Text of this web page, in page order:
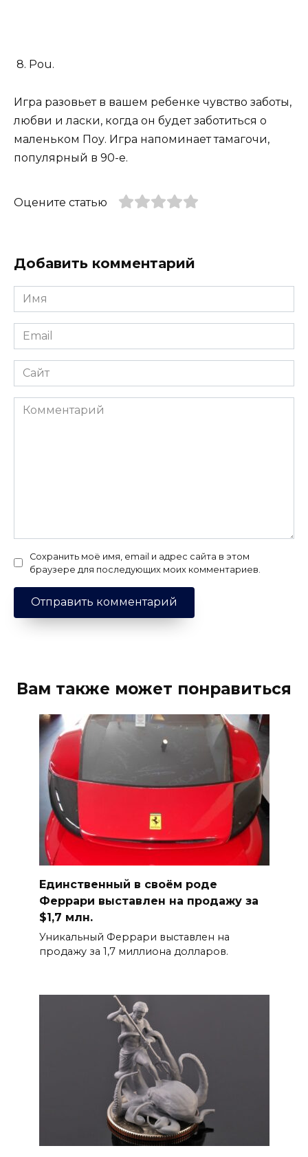
8. Pou.
Игра разовьет в вашем ребенке чувство заботы,
любви и ласки, когда он будет заботиться о
маленьком Поу. Игра напоминает тамагочи,
популярный в 90-е.
Оцените статью
Добавить комментарий
Имя
*
Email
*
Сайт
Комментарий
Сохранить моё имя, email и адрес сайта в этом
браузере для последующих моих комментариев.
Вам также может понравиться
Единственный в своём роде
Феррари выставлен на продажу за
$1,7 млн.
Уникальный Феррари выставлен на
продажу за 1,7 миллиона долларов.